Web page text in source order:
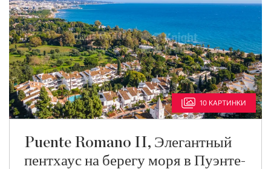
10 КАРТИНКИ
Puente Romano II, Элегантный
пентхаус на берегу моря в Пуэнте-